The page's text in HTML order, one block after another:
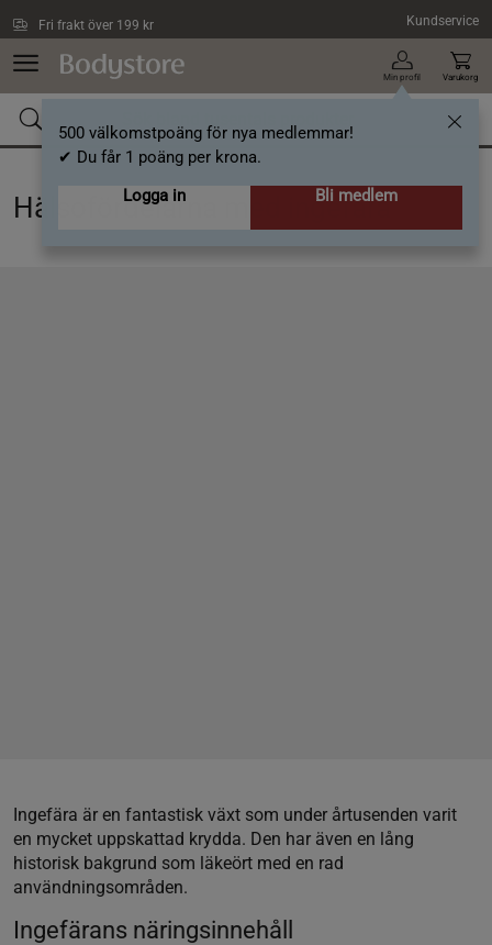
Fri frakt över 199 kr Kundservice
Min profil
500 välkomstpoäng för nya medlemmar!
✔ Du får 1 poäng per krona.
Logga in
Bli medlem
Varukorg
Hälsofördelarna med ingefära
Ingefära är en fantastisk växt som under årtusenden varit
en mycket uppskattad krydda. Den har även en lång
historisk bakgrund som läkeört med en rad
användningsområden.
Ingefärans näringsinnehåll